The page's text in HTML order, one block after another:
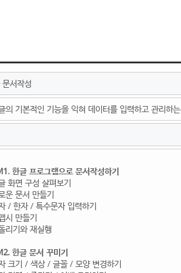
서작성
의 기본적인 기능을 익혀 데이터를 입력하고 관리하
한글 프로그램으로 문서작성하기
화면 구성 살펴보기
운 문서 만들기
/ 한자 / 특수문자 입력하기
시 만들기
리기와 재실행
한글 문서 꾸미기
크기 / 색상 / 글꼴 / 모양 변경하기